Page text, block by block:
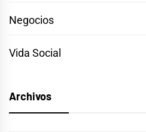
Negocios
Vida Social
Archivos